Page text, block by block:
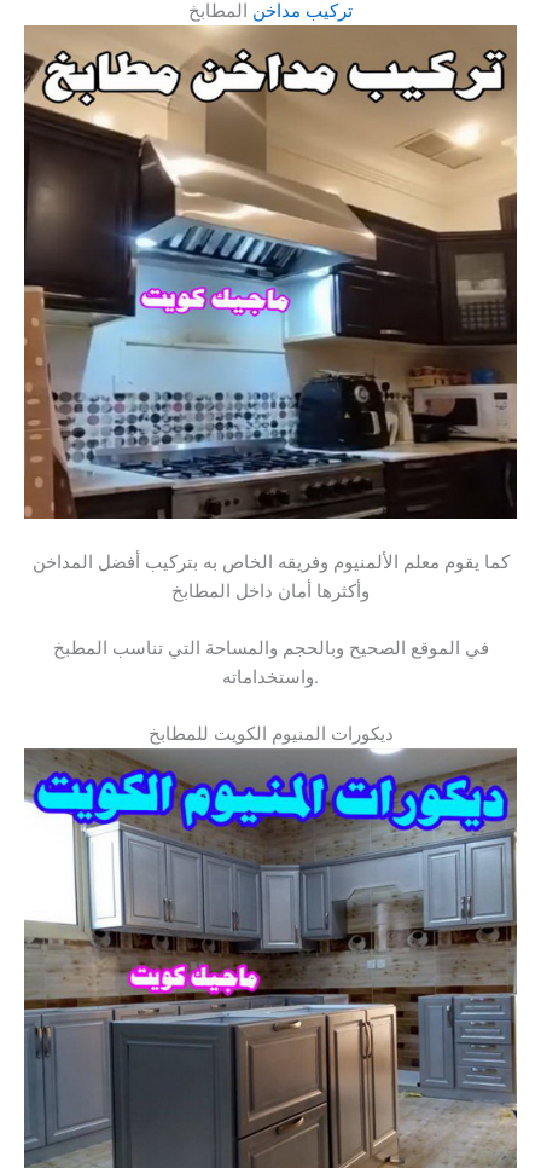
تركيب مداخن المطابخ
كما يقوم معلم الألمنيوم وفريقه الخاص به بتركيب أفضل المداخن
وأكثرها أمان داخل المطابخ
في الموقع الصحيح وبالحجم والمساحة التي تناسب المطبخ
واستخداماته.
ديكورات المنيوم الكويت للمطابخ